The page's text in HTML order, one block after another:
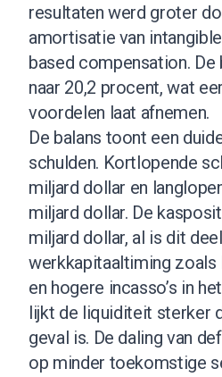
resultaten werd groter
amortisatie van
based compensation.
naar 20,2 procent, wat
voordelen laat afnemen.
De balans toont een
schulden. Kortlopende
miljard dollar en
miljard dollar. De
miljard dollar, al is dit
werkkapitaaltiming zoals
en hogere incasso’s in
lijkt de liquiditeit sterker
geval is. De daling van
op minder toekomstige